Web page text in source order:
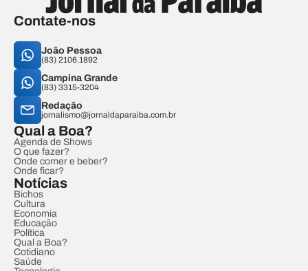
Contate-nos
João Pessoa
(83) 2106.1892
Campina Grande
(83) 3315-3204
Redação
jornalismo@jornaldaparaiba.com.br
Qual a Boa?
Agenda de Shows
O que fazer?
Onde comer e beber?
Onde ficar?
Notícias
Bichos
Cultura
Economia
Educação
Política
Qual a Boa?
Cotidiano
Saúde